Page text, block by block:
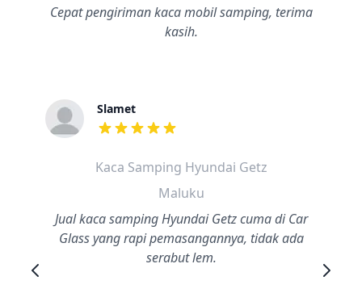
Cepat pengiriman kaca mobil samping, terima
kasih.
Slamet
dari ulasan adalah bintang lima
Kaca Samping Hyundai Getz
Maluku
Jual kaca samping Hyundai Getz cuma di Car
Glass yang rapi pemasangannya, tidak ada
serabut lem.